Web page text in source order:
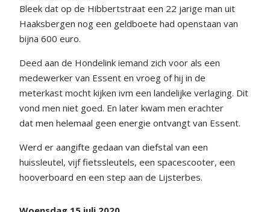
Bleek dat op de Hibbertstraat een 22 jarige man uit
Haaksbergen nog een geldboete had openstaan van
bijna 600 euro.
Deed aan de Hondelink iemand zich voor als een
medewerker van Essent en vroeg of hij in de
meterkast mocht kijken ivm een landelijke verlaging. Dit
vond men niet goed. En later kwam men erachter
dat men helemaal geen energie ontvangt van Essent.
Werd er aangifte gedaan van diefstal van een
huissleutel, vijf fietssleutels, een spacescooter, een
hooverboard en een step aan de Lijsterbes.